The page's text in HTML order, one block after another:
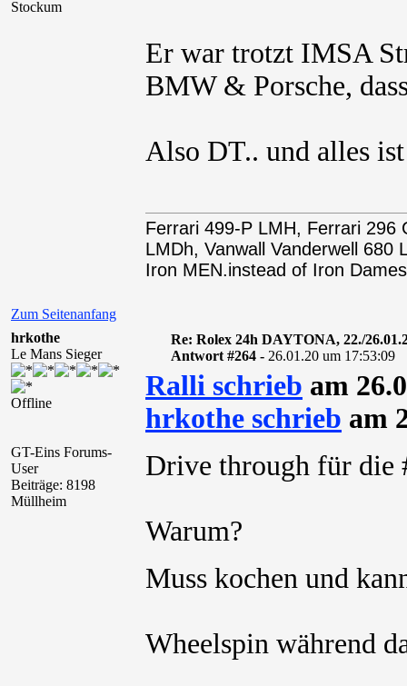
Stockum
Er war trotzt IMSA
BMW & Porsche,
Also DT.. und alles
Zum Seitenanfang
Ferrari 499-P LMH, Ferrari 296
LMDh, Vanwall Vanderwell
Iron MEN.instead of Iron
hrkothe
Le Mans Sieger
Offline
GT-Eins Forums-
User
Beiträge: 8198
Müllheim
Re: Rolex 24h DAYTONA, 22./
Antwort #264 - 26.01.20 um 17:53:09
Ralli schrieb am
hrkothe schrieb am
Drive through für
Warum?
Muss kochen und
Wheelspin während